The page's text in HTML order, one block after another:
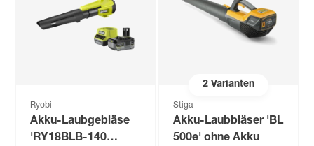
Ryobi
Akku-Laubgebläse
'RY18BLB-140
2Varianten
Stiga
Akku-Laubbläser 'BL
500e' ohne Akku